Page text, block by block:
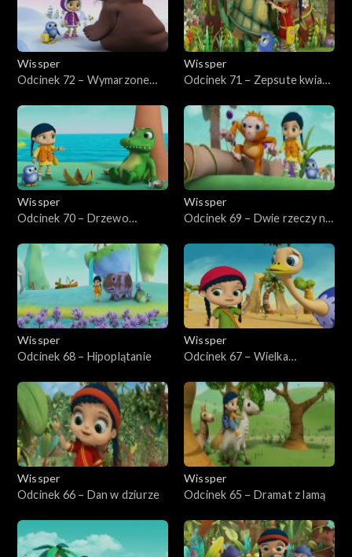
Wissper
Odcinek 72 – Wymarzone
Wissper
Odcinek 71 – Zepsute kwiaty
Wissper
Odcinek 70 – Drzewo
Wissper
Odcinek 69 – Dwie rzeczy na
Wissper
Odcinek 68 – Hipoplątanie
Wissper
Odcinek 67 – Wielka
Wissper
Odcinek 66 – Dan w dziurze
Wissper
Odcinek 65 – Dramat z lamą